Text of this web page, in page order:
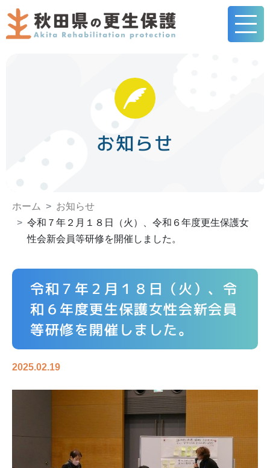
お知らせ
ホーム
お知らせ
令和７年２月１８日（火）、令和６年度更生保護女
性会新会員等研修を開催しました。
令和７年２月１８日（火）、令
和６年度更生保護女性会新会員
等研修を開催しました。
2025.02.19